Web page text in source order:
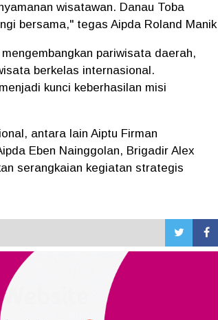
wisatawan. Danau Toba
bersama," tegas Aipda Roland Manik
pariwisata daerah,
berkelas internasional.
kunci keberhasilan misi
antara lain Aiptu Firman
Eben Nainggolan, Brigadir Alex
serangkaian kegiatan strategis